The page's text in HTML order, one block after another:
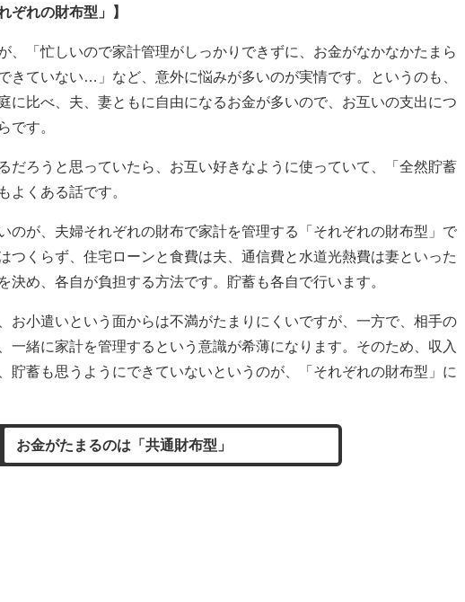
ぞれの財布型」】
「忙しいので家計管理がしっかりできずに、お金がなかなかたまら
ていない…」など、意外に悩みが多いのが実情です。というのも、
に比べ、夫、妻ともに自由になるお金が多いので、お互いの支出につ
です。
ろうと思っていたら、お互い好きなように使っていて、「全然貯蓄
よくある話です。
が、夫婦それぞれの財布で家計を管理する「それぞれの財布型」で
つくらず、住宅ローンと食費は夫、通信費と水道光熱費は妻といった
決め、各自が負担する方法です。貯蓄も各自で行います。
小遣いという面からは不満がたまりにくいですが、一方で、相手の
一緒に家計を管理するという意識が希薄になります。そのため、収入
貯蓄も思うようにできていないというのが、「それぞれの財布型」に
お金がたまるのは「共通財布型」